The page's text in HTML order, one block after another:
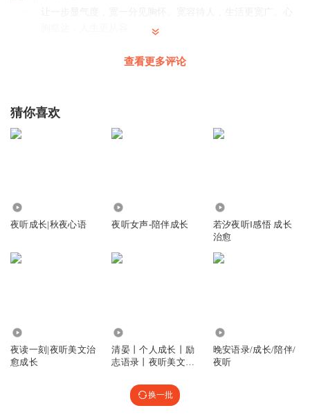
回复
让一步展现宽广胸怀，宽一分彰显博大心境。气度与大度，
铸就人生格局，值得我们珍藏于心。
3
为什么没有文字呀。我想边看边听
查看更多评论
猜你喜欢
夜听成长|秋夜心语 夜听女声-陪伴成长
若汐夜听‖感悟 成长
治愈
夜读一刻|夜听美文治
愈成长
清晏丨个人成长丨励
志语录丨夜听美文丨
晚安语录/成长/陪伴/
夜听
换一批